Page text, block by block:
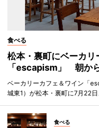
食べる
松本・裏町にベーカリ
「escapism」 朝か
ベーカリーカフェ＆ワイン「
城東1）が松本・裏町に7月22日
食べる